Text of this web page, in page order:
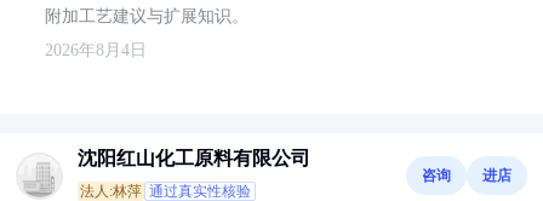
附加工艺建议与扩展知识。
2026年8月4日
沈阳红山化工原料有限公司
法人:林萍 通过真实性核验
咨询 进店